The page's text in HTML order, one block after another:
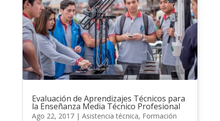
Evaluación de Aprendizajes Técnicos para
la Enseñanza Media Técnico Profesional
Ago 22, 2017| Asistencia técnica, Formación